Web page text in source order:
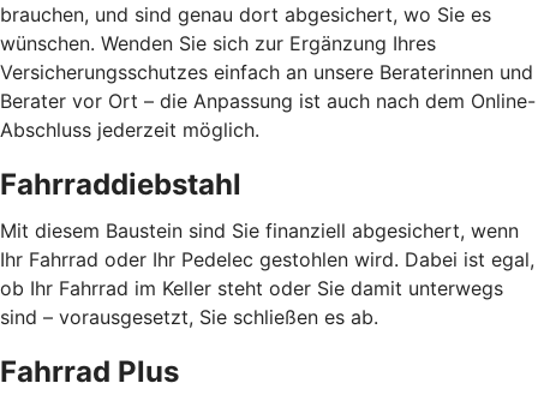
brauchen, und sind genau dort abgesichert, wo Sie es
wünschen. Wenden Sie sich zur Ergänzung Ihres
Versicherungsschutzes einfach an unsere Beraterinnen und
Berater vor Ort – die Anpassung ist auch nach dem Online-
Abschluss jederzeit möglich.
Fahrraddiebstahl
Mit diesem Baustein sind Sie finanziell abgesichert, wenn
Ihr Fahrrad oder Ihr Pedelec gestohlen wird. Dabei ist egal,
ob Ihr Fahrrad im Keller steht oder Sie damit unterwegs
sind – vorausgesetzt, Sie schließen es ab.
Fahrrad Plus